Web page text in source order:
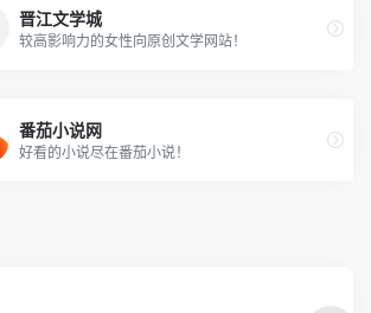
晋江文学城
较高影响力的女性向原创文学网站！
番茄小说网
好看的小说尽在番茄小说！